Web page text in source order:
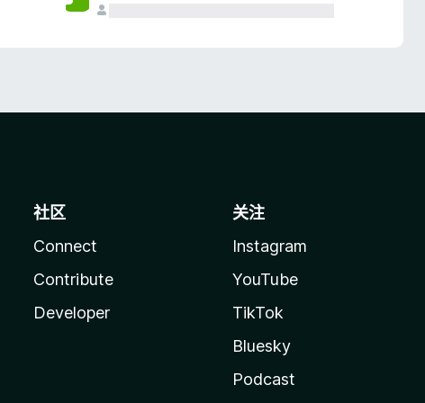
社区
Connect
Contribute
Developer
关注
Instagram
YouTube
TikTok
Bluesky
Podcast